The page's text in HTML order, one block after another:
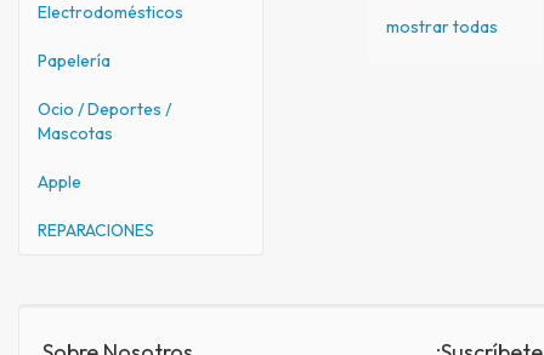
Electrodomésticos
Papelería
Ocio / Deportes /
Mascotas
Apple
REPARACIONES
mostrar todas